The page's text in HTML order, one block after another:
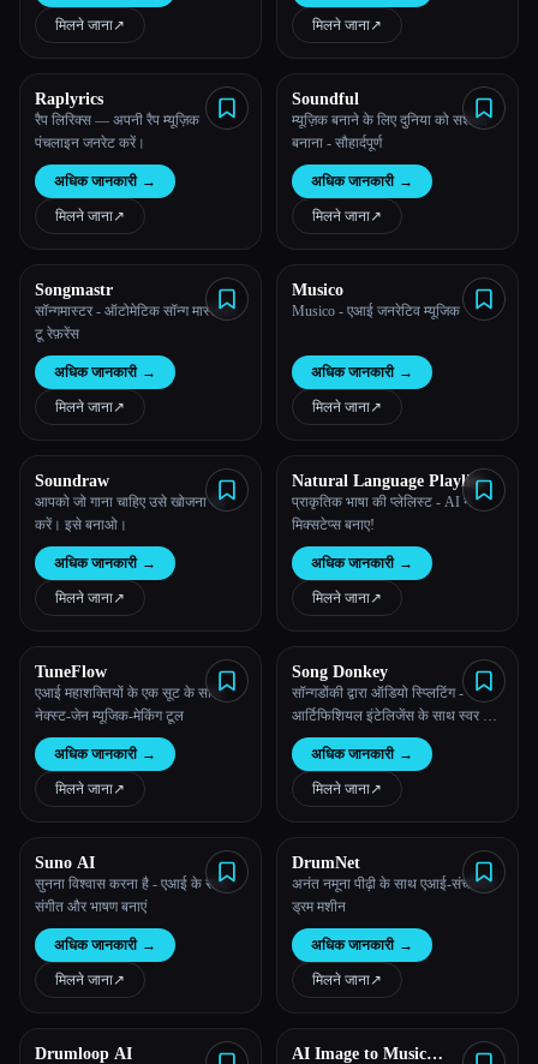
Esc
मिलने जाना↗︎ मिलने जाना↗︎
Raplyrics
रैप लिरिक्स — अपनी रैप म्यूज़िक
पंचलाइन जनरेट करें।
अधिक जानकारी →
मिलने जाना↗︎
Soundful
म्यूज़िक बनाने के लिए दुनिया को सशक्त
बनाना - सौहार्दपूर्ण
अधिक जानकारी →
मिलने जाना↗︎
Songmastr
सॉन्गमास्टर - ऑटोमेटिक सॉन्ग मास्टरिंग
टू रेफ़रेंस
अधिक जानकारी →
मिलने जाना↗︎
Musico
Musico - एआई जनरेटिव म्यूजिक
अधिक जानकारी →
मिलने जाना↗︎
Soundraw
आपको जो गाना चाहिए उसे खोजना बंद
करें। इसे बनाओ।
अधिक जानकारी →
मिलने जाना↗︎
Natural Language Playlist
प्राकृतिक भाषा की प्लेलिस्ट - AI ने
मिक्सटेप्स बनाए!
अधिक जानकारी →
मिलने जाना↗︎
TuneFlow
एआई महाशक्तियों के एक सूट के साथ
नेक्स्ट-जेन म्यूजिक-मेकिंग टूल
अधिक जानकारी →
मिलने जाना↗︎
Song Donkey
सॉन्गडोंकी द्वारा ऑडियो स्प्लिटिंग -
आर्टिफिशियल इंटेलिजेंस के साथ स्वर और
वाद्ययंत्र निकालें
अधिक जानकारी →
मिलने जाना↗︎
Suno AI
सुनना विश्वास करना है - एआई के साथ
संगीत और भाषण बनाएं
अधिक जानकारी →
मिलने जाना↗︎
DrumNet
अनंत नमूना पीढ़ी के साथ एआई-संचालित
ड्रम मशीन
अधिक जानकारी →
मिलने जाना↗︎
Drumloop AI
AI Image to Music